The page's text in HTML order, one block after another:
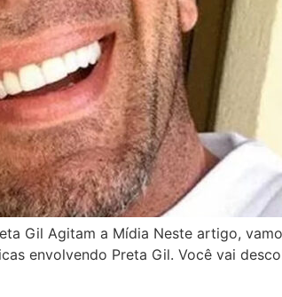
Gil Agitam a Mídia Neste artigo,
envolvendo Preta Gil. Você vai